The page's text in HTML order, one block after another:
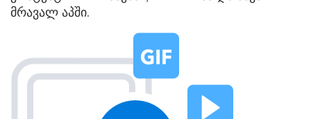
მრავალ აპში.